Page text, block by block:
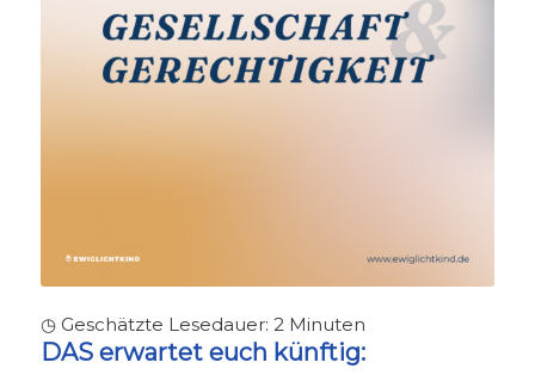
◷ Geschätzte Lesedauer: 2 Minuten
DAS erwartet euch künftig: